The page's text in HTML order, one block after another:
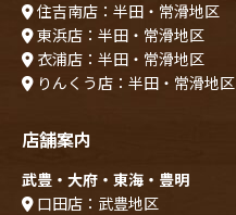
住吉南店：半田・常滑地区
東浜店：半田・常滑地区
衣浦店：半田・常滑地区
りんくう店：半田・常滑地区
店舗案内
武豊・大府・東海・豊明
口田店：武豊地区